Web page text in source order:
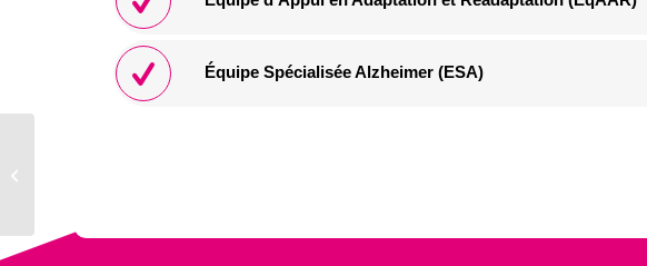
Équipe Spécialisée Alzheimer (ESA)